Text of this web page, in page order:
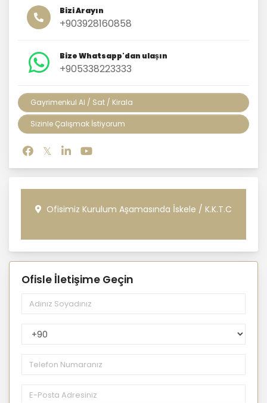
Bizi Arayın
+903928160858
Bize Whatsapp'dan ulaşın
+905338223333
Gayrimenkul Al / Sat / Kirala
Sizinle Çalışmak İstiyorum
Ofisimiz Kurulum Aşamasında İskele / K.K.T.C
Ofisle İletişime Geçin
PhoneNumberCountryPhoneCode